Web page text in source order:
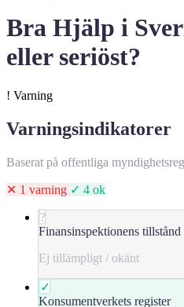
Bra Hjälp i
eller seriöst?
! Varning
Varningsindikatorer
Baserat på offentliga
✕ 1 varning ✓ 4 ok
?
Finansinspektionens tillstånd
Ej tillämpligt / okänt
✓
Konsumentverkets register